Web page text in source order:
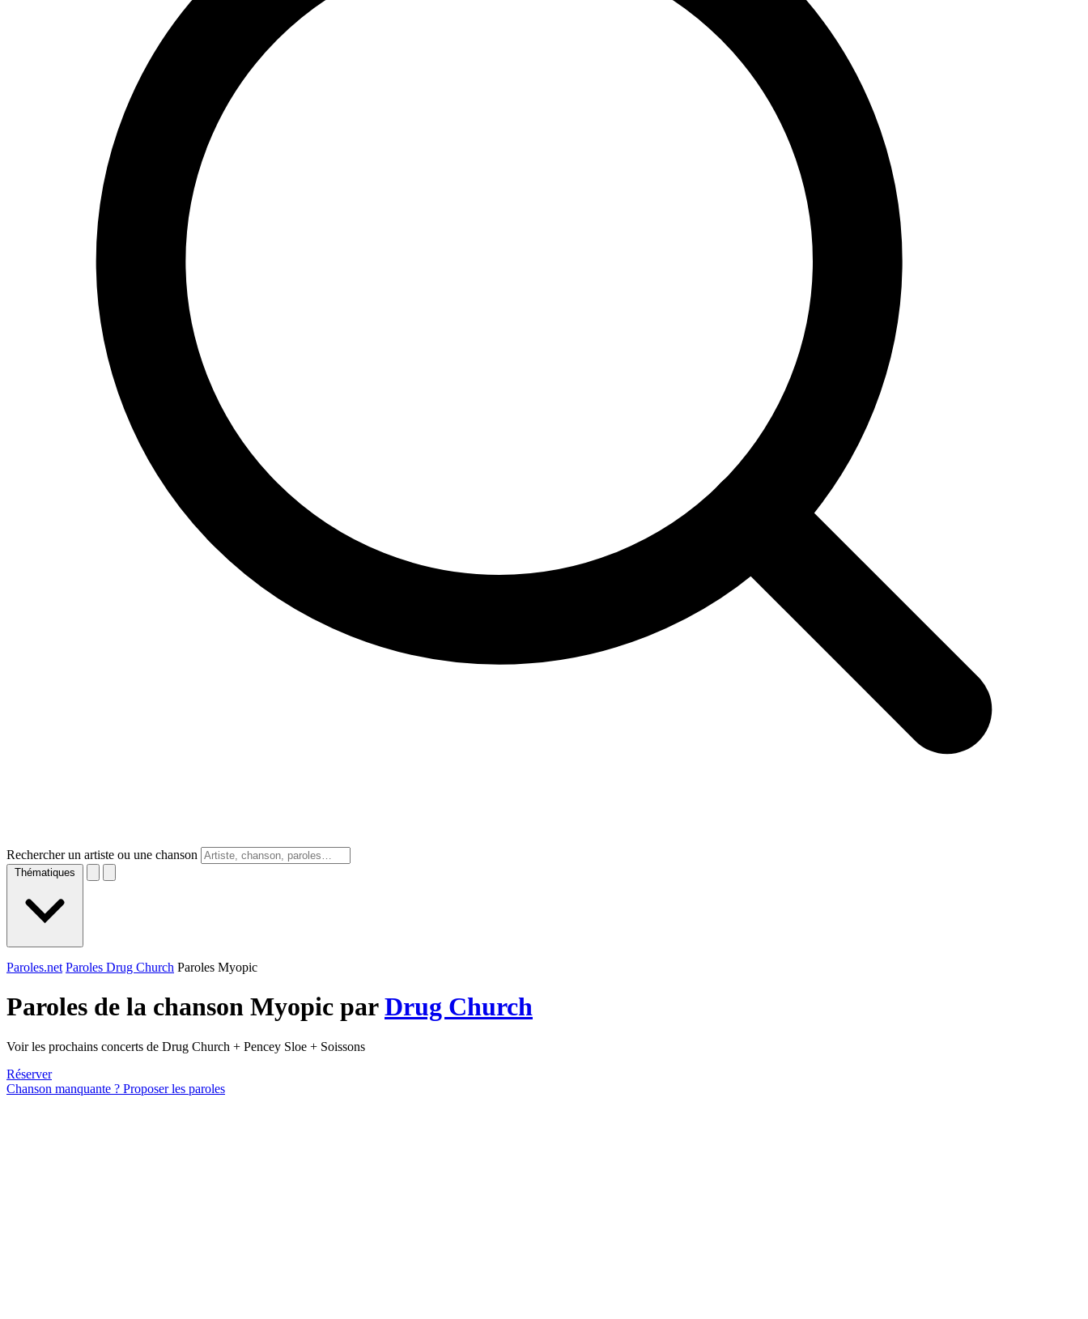
Rechercher un artiste ou une chanson
Thématiques
Paroles.net Paroles Drug Church Paroles Myopic
Paroles de la chanson Myopic parDrug Church
Voir les prochains concerts de Drug Church + Pencey Sloe + Soissons
Réserver
Chanson manquante ? Proposer les paroles